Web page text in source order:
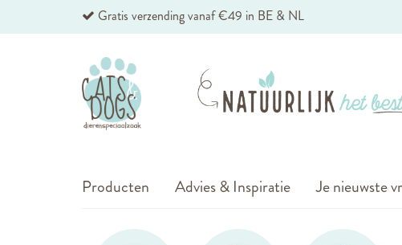
Ga
de
inhoud
Gratis verzending vanaf €49 in BE & NL
Producten Advies & Inspiratie Je nieuwste